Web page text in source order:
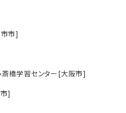
市]
斎橋学習センター[大阪市]
]